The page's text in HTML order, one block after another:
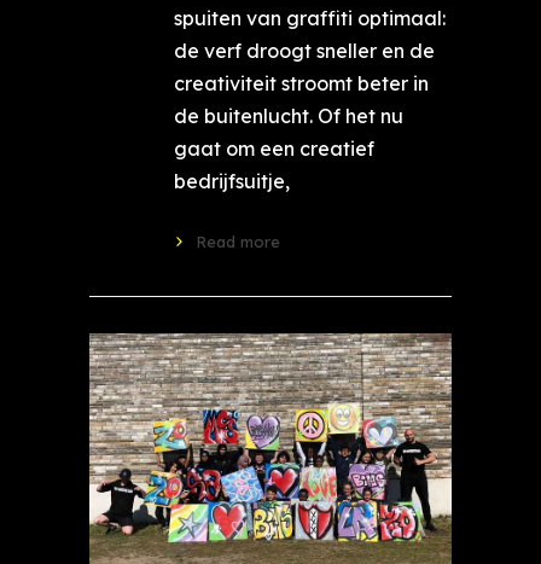
spuiten van graffiti optimaal:
de verf droogt sneller en de
creativiteit stroomt beter in
de buitenlucht. Of het nu
gaat om een creatief
bedrijfsuitje,
Read more